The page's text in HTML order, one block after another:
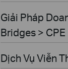
Giải Pháp
Bridges > CPE
Dịch Vụ Viễn